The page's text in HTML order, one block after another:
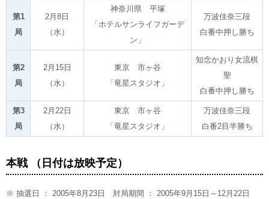
第1
局
2月8日
（水）
神奈川県 平塚
「ホテルサンライフガーデ
ン」
万波佳奈三段
白番中押し勝ち
第2
局
2月15日
（水）
東京 市ヶ谷
「竜星スタジオ」
知念かおり女流棋
聖
白番中押し勝ち
第3
局
2月22日
（水）
東京 市ヶ谷
「竜星スタジオ」
万波佳奈三段
白番2目半勝ち
本戦 （日付は放映予定）
※ 抽選日 ： 2005年8月23日 対局期間 ： 2005年9月15日～12月22日